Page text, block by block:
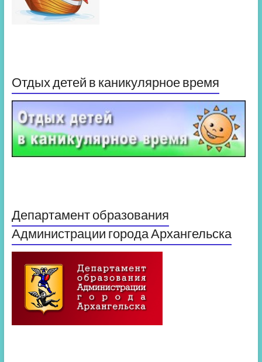
Отдых детей в каникулярное время
Департамент образования
Администрации города Архангельска